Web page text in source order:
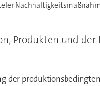
Produkten und
produktionsbedingten